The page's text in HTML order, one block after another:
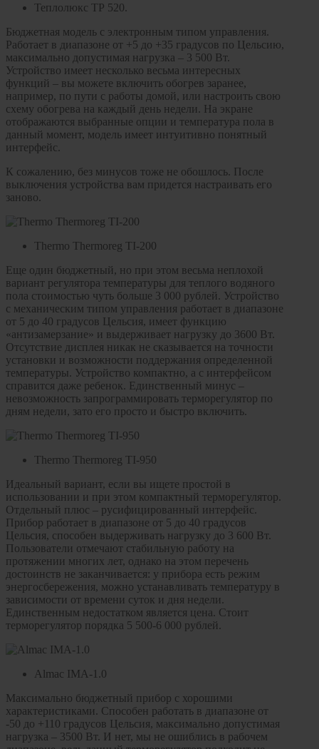
Теплолюкс ТР 520.
Бюджетная модель с электронным типом управления.
Работает в диапазоне от +5 до +35 градусов по Цельсию,
максимально допустимая нагрузка – 3 500 Вт.
Устройство имеет несколько весьма интересных
функций – вы можете включить обогрев заранее,
например, по пути с работы домой, или настроить свою
схему обогрева на каждый день недели. На экране
отображаются выбранные опции и температура пола в
данный момент, модель имеет интуитивно понятный
интерфейс.
К сожалению, без минусов тоже не обошлось. После
выключения устройства вам придется настраивать его
заново.
Thermo Thermoreg TI-200
Еще один бюджетный, но при этом весьма неплохой
вариант регулятора температуры для теплого водяного
пола стоимостью чуть больше 3 000 рублей. Устройство
с механическим типом управления работает в диапазоне
от 5 до 40 градусов Цельсия, имеет функцию
«антизамерзание» и выдерживает нагрузку до 3600 Вт.
Отсутствие дисплея никак не сказывается на точности
установки и возможности поддержания определенной
температуры. Устройство компактно, а с интерфейсом
справится даже ребенок. Единственный минус –
невозможность запрограммировать терморегулятор по
дням недели, зато его просто и быстро включить.
Thermo Thermoreg TI-950
Идеальный вариант, если вы ищете простой в
использовании и при этом компактный терморегулятор.
Отдельный плюс – русифицированный интерфейс.
Прибор работает в диапазоне от 5 до 40 градусов
Цельсия, способен выдерживать нагрузку до 3 600 Вт.
Пользователи отмечают стабильную работу на
протяжении многих лет, однако на этом перечень
достоинств не заканчивается: у прибора есть режим
энергосбережения, можно устанавливать температуру в
зависимости от времени суток и дня недели.
Единственным недостатком является цена. Стоит
терморегулятор порядка 5 500-6 000 рублей.
Almac IMA-1.0
Максимально бюджетный прибор с хорошими
характеристиками. Способен работать в диапазоне от
-50 до +110 градусов Цельсия, максимально допустимая
нагрузка – 3500 Вт. И нет, мы не ошиблись в рабочем